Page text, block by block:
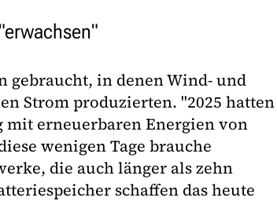
gebraucht, in denen Wind- und
Strom produzierten. "2025 hatten
mit erneuerbaren Energien von
wenigen Tage brauche
die auch länger als zehn
schaffen das heute